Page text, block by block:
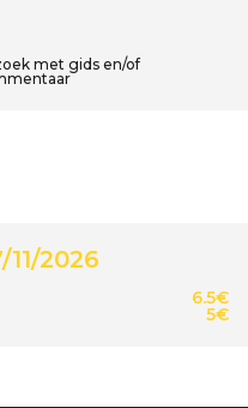
met gids en/of
2026
6.5€
5€